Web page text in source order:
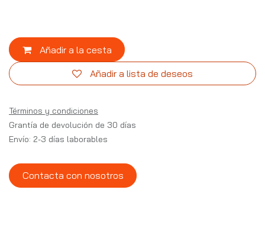
Añadir a la cesta
Añadir a lista de deseos
Términos y condiciones
Grantía de devolución de 30 días
Envío: 2-3 días laborables
Contacta con nosotros